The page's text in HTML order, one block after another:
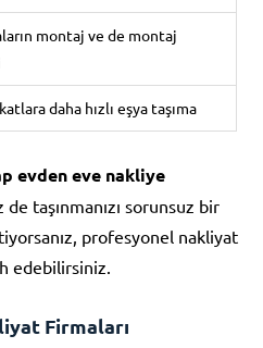
montaj ve de montaj
daha hızlı eşya taşıma
evden eve nakliye
taşınmanızı sorunsuz bir
profesyonel nakliyat
edebilirsiniz.
Firmaları